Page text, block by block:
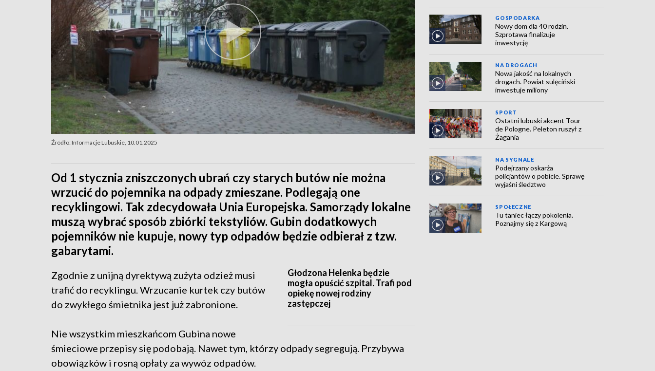
Źródło: Informacje Lubuskie, 10.01.2025
Od 1 stycznia zniszczonych ubrań czy starych butów nie można
wrzucić do pojemnika na odpady zmieszane. Podlegają one
recyklingowi. Tak zdecydowała Unia Europejska. Samorządy lokalne
muszą wybrać sposób zbiórki tekstyliów. Gubin dodatkowych
pojemników nie kupuje, nowy typ odpadów będzie odbierał z tzw.
gabarytami.
Głodzona Helenka będzie
mogła opuścić szpital. Trafi pod
opiekę nowej rodziny
zastępczej
Zgodnie z unijną dyrektywą zużyta odzież musi
trafić do recyklingu. Wrzucanie kurtek czy butów
do zwykłego śmietnika jest już zabronione.
Nie wszystkim mieszkańcom Gubina nowe
śmieciowe przepisy się podobają. Nawet tym, którzy odpady segregują. Przybywa
obowiązków i rosną opłaty za wywóz odpadów.
GOSPODARKA
Nowy dom dla 40 rodzin.
Szprotawa finalizuje
inwestycję
NA DROGACH
Nowa jakość na lokalnych
drogach. Powiat sulęciński
inwestuje miliony
SPORT
Ostatni lubuski akcent Tour
de Pologne. Peleton ruszył z
Żagania
NA SYGNALE
Podejrzany oskarża
policjantów o pobicie. Sprawę
wyjaśni śledztwo
SPOŁECZNE
Tu taniec łączy pokolenia.
Poznajmy się z Kargową